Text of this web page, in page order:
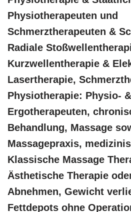
Physiotherapeuten und
Schmerztherapeuten &
Radiale
Kurzwellentherapie &
Lasertherapie,
Physiotherapie: Physio- &
Ergotherapeuten,
Behandlung, Massage
Massagepraxis,
Klassische Massage
Ästhetische Therapie
Abnehmen, Gewicht
Fettdepots ohne